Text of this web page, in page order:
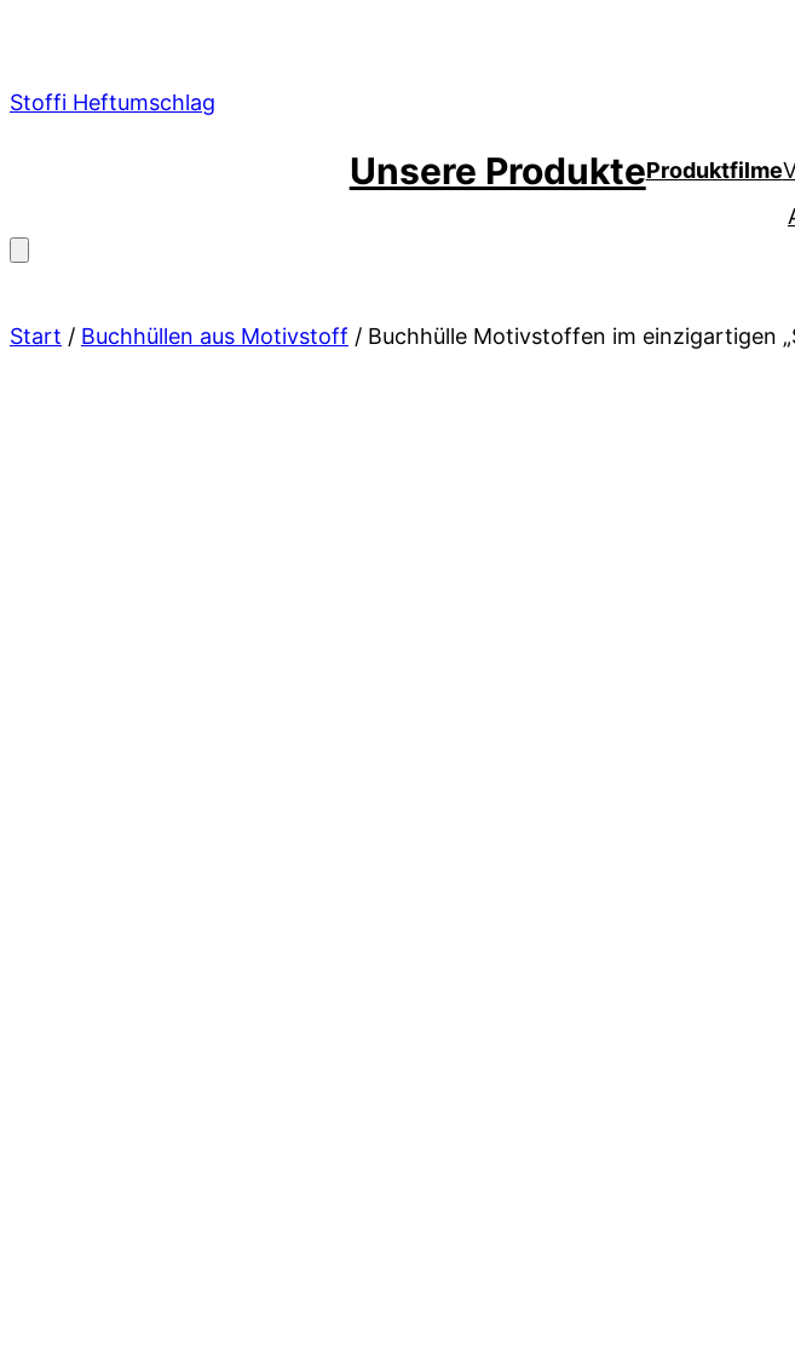
springen
Stoffi Heftumschlag
Unsere ProdukteProduktfilme
Start / Buchhüllen aus Motivstoff / Buchhülle Motivstoffen im einzigartigen